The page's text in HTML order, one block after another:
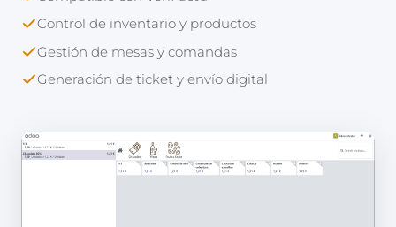
Control de inventario y productos
Gestión de mesas y comandas
Generación de ticket y envío digital